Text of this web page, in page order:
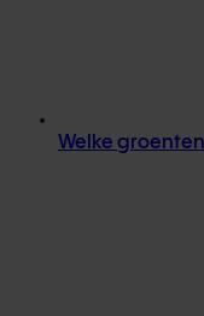
Welke